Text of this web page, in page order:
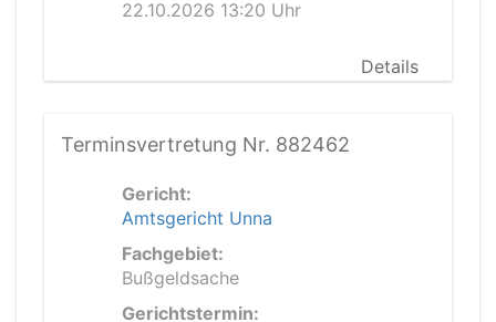
22.10.2026 13:20 Uhr
Details
Terminsvertretung Nr. 882462
Gericht:
Amtsgericht Unna
Fachgebiet:
Bußgeldsache
Gerichtstermin: